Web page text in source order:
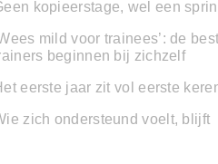
kopieerstage, wel een
mild voor trainees’: de
beginnen bij zichzelf
eerste jaar zit vol eerste
zich ondersteund voelt, blijft